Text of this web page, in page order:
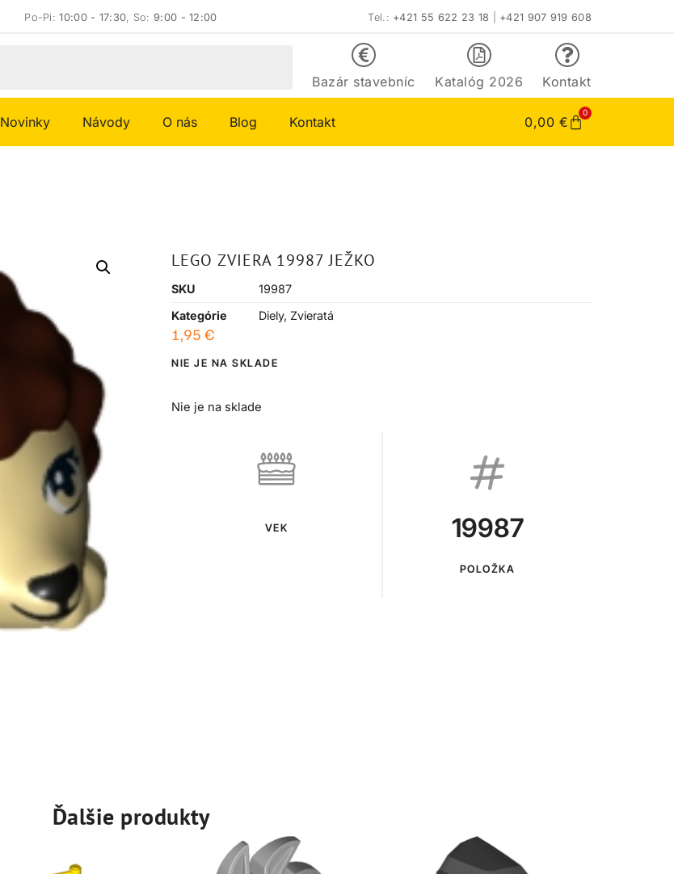
Po-Pi:10:00 - 17:30, So:9:00 - 12:00 Tel.: +421 55 622 23 18 +421 907 919 608
Bazár stavebníc Katalóg 2026 Kontakt
Novinky Návody O nás Blog Kontakt 0,00 €
0
LEGO ZVIERA 19987 JEŽKO
SKU
19987
Kategórie
Diely, Zvieratá
1,95 €
NIE JE NA SKLADE
Nie je na sklade
VEK 19987
POLOŽKA
Ďalšie produkty